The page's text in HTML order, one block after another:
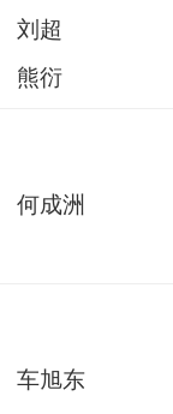
刘超
熊衍
何成洲
车旭东